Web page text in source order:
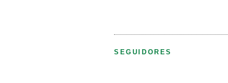
SEGUIDORES